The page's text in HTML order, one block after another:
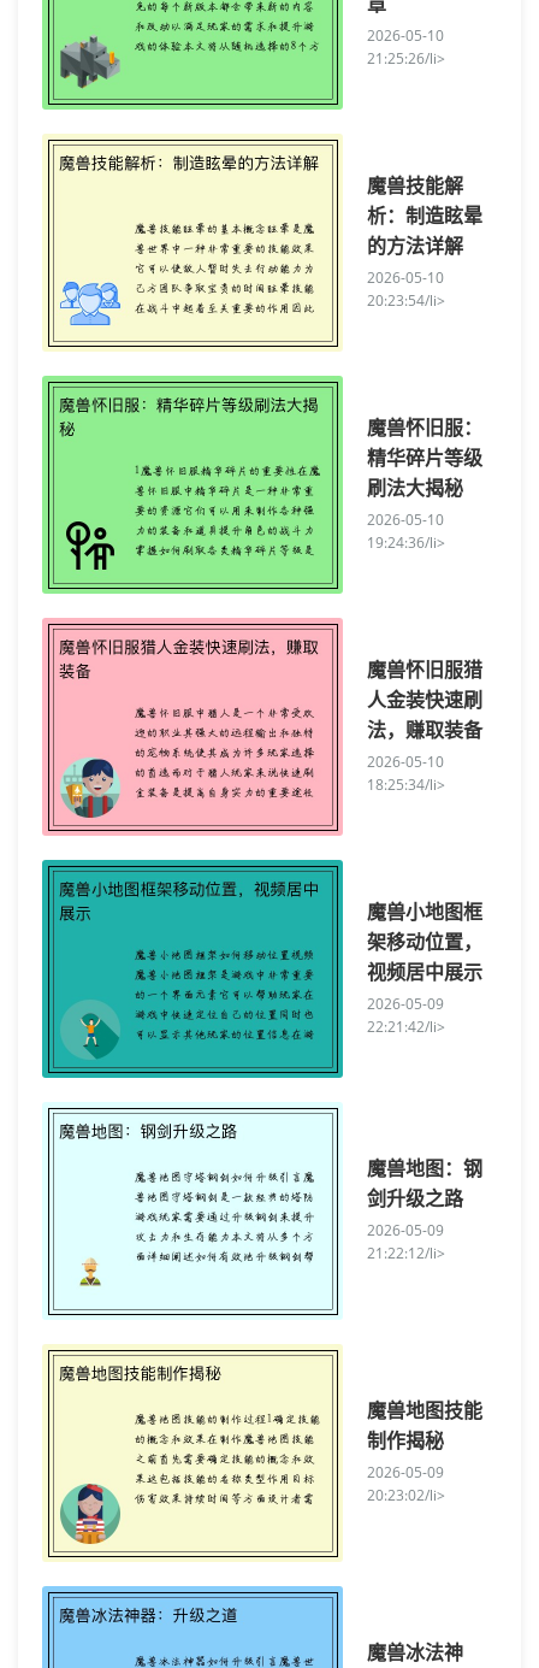
2026-05-10
21:25:26/li>
魔兽技能解
析：制造眩晕
的方法详解
2026-05-10
20:23:54/li>
魔兽怀旧服：
精华碎片等级
刷法大揭秘
2026-05-10
19:24:36/li>
魔兽怀旧服猎
人金装快速刷
法，赚取装备
2026-05-10
18:25:34/li>
魔兽小地图框
架移动位置，
视频居中展示
2026-05-09
22:21:42/li>
魔兽地图：钢
剑升级之路
2026-05-09
21:22:12/li>
魔兽地图技能
制作揭秘
2026-05-09
20:23:02/li>
魔兽冰法神